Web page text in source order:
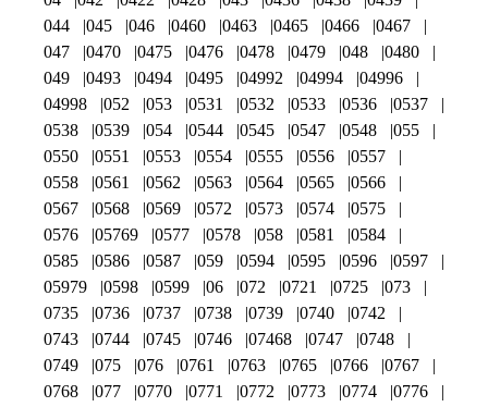
044
045 046 0460 0463 0465 0466
0467
047
0470 0475 0476 0478 0479 048
0480
049
0493 0494 0495 04992 04994
04996
04998
052 053 0531 0532 0533 0536
0537
0538
0539 054 0544 0545 0547 0548
055
0550
0551 0553 0554 0555 0556
0557
0558
0561 0562 0563 0564 0565
0566
0567
0568 0569 0572 0573 0574
0575
0576
05769 0577 0578 058 0581
0584
0585
0586 0587 059 0594 0595 0596
0597
05979
0598 0599 06 072 0721 0725
073
0735
0736 0737 0738 0739 0740
0742
0743
0744 0745 0746 07468 0747
0748
0749
075 076 0761 0763 0765 0766
0767
0768
077 0770 0771 0772 0773 0774
0776